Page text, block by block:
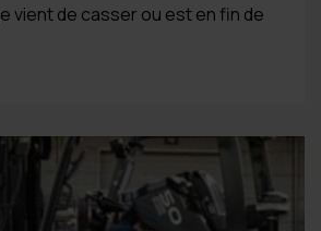
vient de casser ou est en fin de